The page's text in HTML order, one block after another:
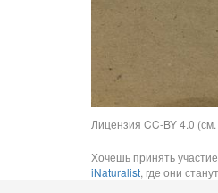
Лицензия CC-BY 4.0
Хочешь принять
iNaturalist, где они